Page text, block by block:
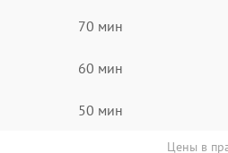
70 мин
60 мин
50 мин
Цены в